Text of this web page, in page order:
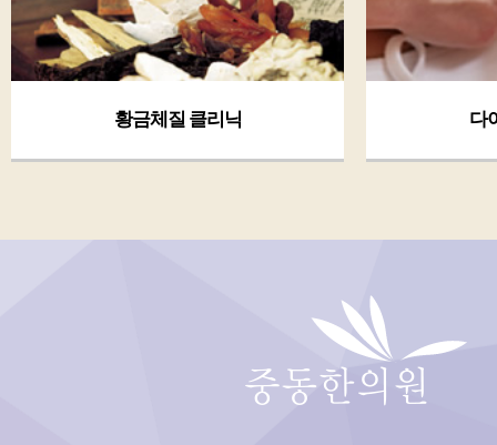
황금체질 클리닉 다